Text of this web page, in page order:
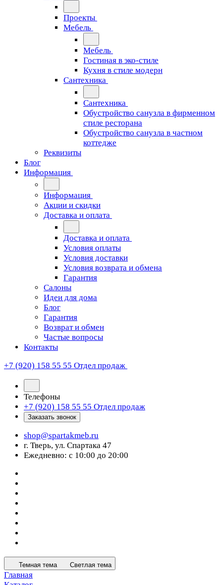
Проекты
Мебель
Мебель
Гостиная в эко-стиле
Кухня в стиле модерн
Сантехника
Сантехника
Обустройство санузла в фирменном
стиле ресторана
Обустройство санузла в частном
коттедже
Реквизиты
Блог
Информация
Информация
Акции и скидки
Доставка и оплата
Доставка и оплата
Условия оплаты
Условия доставки
Условия возврата и обмена
Гарантия
Салоны
Идеи для дома
Блог
Гарантия
Возврат и обмен
Частые вопросы
Контакты
+7 (920) 158 55 55 Отдел продаж
Телефоны
+7 (920) 158 55 55 Отдел продаж
Заказать звонок
shop@spartakmeb.ru
г. Тверь, ул. Спартака 47
Ежедневно: с 10:00 до 20:00
Темная тема Светлая тема
Главная